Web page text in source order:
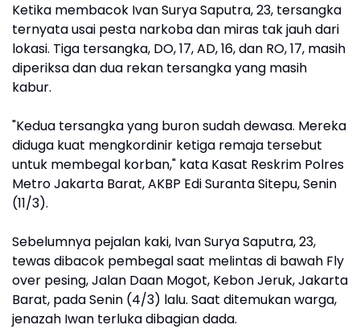
Ketika membacok Ivan Surya Saputra, 23, tersangka
ternyata usai pesta narkoba dan miras tak jauh dari
lokasi. Tiga tersangka, DO, 17, AD, 16, dan RO, 17, masih
diperiksa dan dua rekan tersangka yang masih
kabur.
"Kedua tersangka yang buron sudah dewasa. Mereka
diduga kuat mengkordinir ketiga remaja tersebut
untuk membegal korban," kata Kasat Reskrim Polres
Metro Jakarta Barat, AKBP Edi Suranta Sitepu, Senin
(11/3).
Sebelumnya pejalan kaki, Ivan Surya Saputra, 23,
tewas dibacok pembegal saat melintas di bawah Fly
over pesing, Jalan Daan Mogot, Kebon Jeruk, Jakarta
Barat, pada Senin (4/3) lalu. Saat ditemukan warga,
jenazah Iwan terluka dibagian dada.